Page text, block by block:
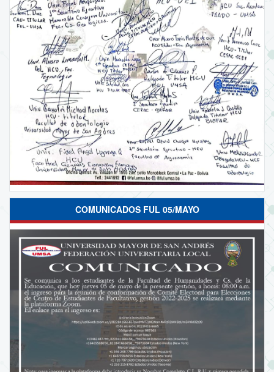
COMUNICADOS FUL 05/MAYO